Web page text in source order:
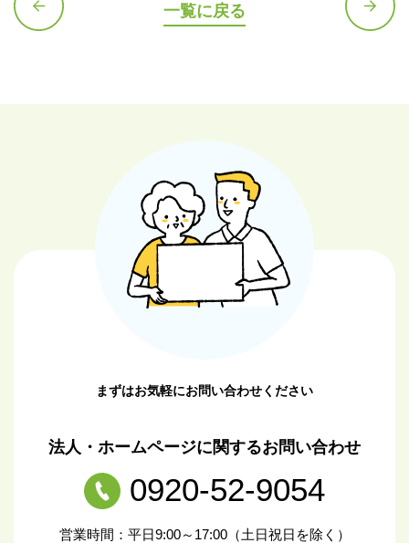
一覧に戻る
まずはお気軽にお問い合わせください
法人・ホームページに関するお問い合わせ
0920-52-9054
営業時間：平日9:00～17:00（土日祝日を除く）